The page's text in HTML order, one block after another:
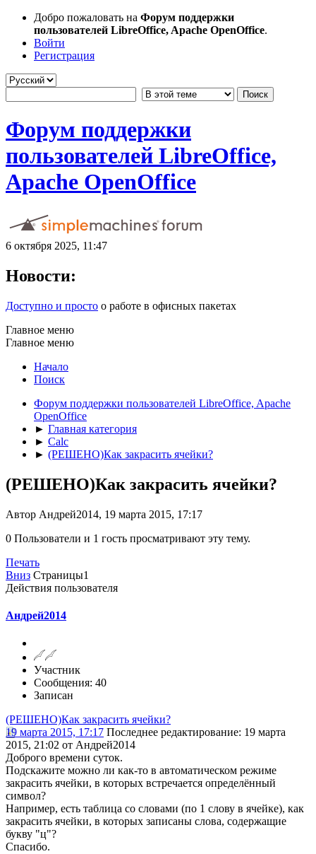
Добро пожаловать на Форум поддержки
пользователей LibreOffice, Apache OpenOffice.
Войти
Регистрация
Форум поддержки
пользователей LibreOffice,
Apache OpenOffice
6 октября 2025, 11:47
Новости:
Доступно и просто о работе в офисных пакетах
Главное меню
Главное меню
Начало
Поиск
Форум поддержки пользователей LibreOffice, Apache
OpenOffice
► Главная категория
► Calc
► (РЕШЕНО)Как закрасить ячейки?
(РЕШЕНО)Как закрасить ячейки?
Автор Андрей2014, 19 марта 2015, 17:17
0 Пользователи и 1 гость просматривают эту тему.
Печать
Вниз Страницы1
Действия пользователя
Андрей2014
Участник
Сообщения: 40
Записан
(РЕШЕНО)Как закрасить ячейки?
19 марта 2015, 17:17 Последнее редактирование: 19 марта
2015, 21:02 от Андрей2014
Доброго времени суток.
Подскажите можно ли как-то в автоматическом режиме
закрасить ячейки, в которых встречается определённый
символ?
Например, есть таблица со словами (по 1 слову в ячейке), как
закрасить ячейки, в которых записаны слова, содержащие
букву "ц"?
Спасибо.